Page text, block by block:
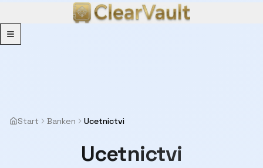
Menu
Start Banken Ucetnictvi
Ucetnictvi